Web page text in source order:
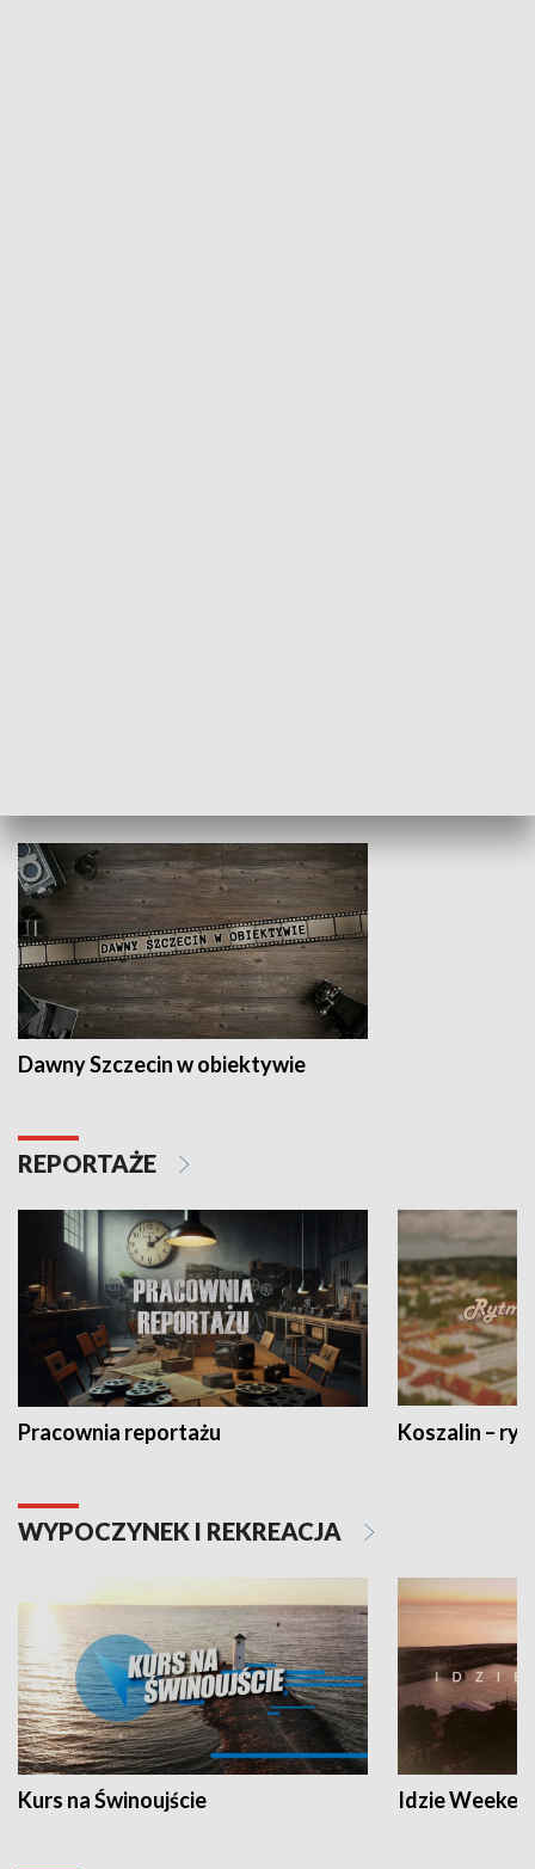
Dawny Szczecin w obiektywie
REPORTAŻE
Pracownia reportażu Koszalin –
WYPOCZYNEK I REKREACJA
Kurs na Świnoujście Idzie